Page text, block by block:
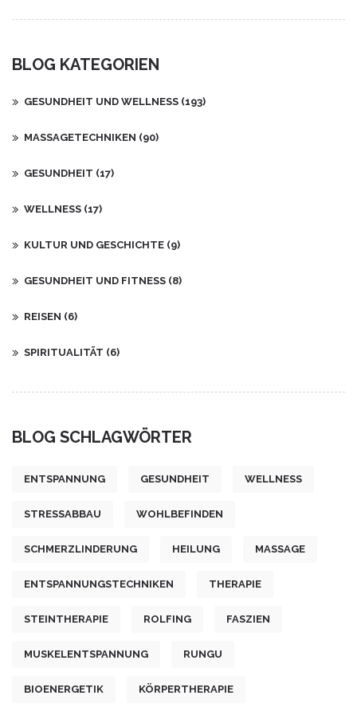
entdecken Sie faszinierende Fakten und Tipps, wie Kahuna
BLOG KATEGORIEN
GESUNDHEIT UND WELLNESS (193)
MASSAGETECHNIKEN (90)
GESUNDHEIT (17)
WELLNESS (17)
KULTUR UND GESCHICHTE (9)
GESUNDHEIT UND FITNESS (8)
REISEN (6)
SPIRITUALITÄT (6)
BLOG SCHLAGWÖRTER
ENTSPANNUNG GESUNDHEIT WELLNESS
STRESSABBAU WOHLBEFINDEN
SCHMERZLINDERUNG HEILUNG MASSAGE
ENTSPANNUNGSTECHNIKEN THERAPIE
STEINTHERAPIE ROLFING FASZIEN
MUSKELENTSPANNUNG RUNGU
BIOENERGETIK KÖRPERTHERAPIE